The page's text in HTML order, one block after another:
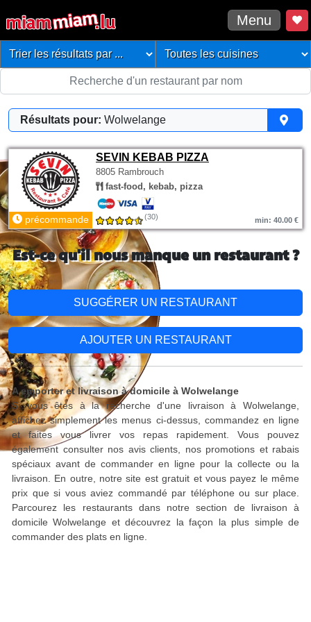
Menu
Résultats pour: Wolwelange
SEVIN KEBAB PIZZA
8805 Rambrouch
fast-food, kebab, pizza
précommande (30) min: 40.00 €
Est-ce qu'il nous manque un restaurant ?
SUGGÉRER UN RESTAURANT
AJOUTER UN RESTAURANT
A emporter et livraison à domicile à Wolwelange
Si vous êtes à la recherche d'une livraison à Wolwelange,
affichez simplement les menus ci-dessus, commandez en ligne
et faites vous livrer vos repas rapidement. Vous pouvez
également consulter nos avis clients, nos promotions et rabais
spéciaux avant de commander en ligne pour la collecte ou la
livraison. En outre, notre site est gratuit et vous payez le même
prix que si vous aviez commandé par téléphone ou sur place.
Parcourez les restaurants dans notre section de livraison à
domicile Wolwelange et découvrez la façon la plus simple de
commander des plats en ligne.